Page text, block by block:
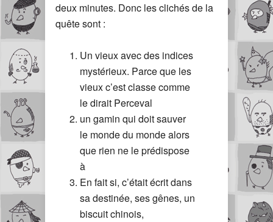
deux minutes. Donc les clichés de la
quête sont :
Un vieux avec des indices
mystérieux. Parce que les
vieux c’est classe comme
le dirait Perceval
un gamin qui doit sauver
le monde du monde alors
que rien ne le prédispose
à
En fait si, c’était écrit dans
sa destinée, ses gênes, un
biscuit chinois,